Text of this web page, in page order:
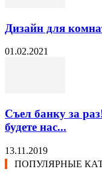
Дизайн для
01.02.2021
Съел банку за
будете нас...
13.11.2019
ПОПУЛЯРНЫЕ